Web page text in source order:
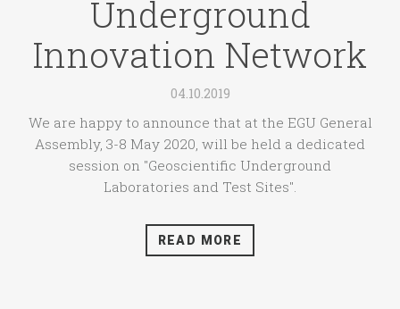
Underground
Innovation Network
04.10.2019
We are happy to announce that at the EGU General
Assembly, 3-8 May 2020, will be held a dedicated
session on "Geoscientific Underground
Laboratories and Test Sites".
READ MORE